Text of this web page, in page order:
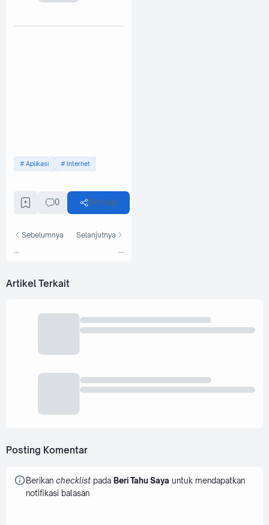
Aplikasi Internet
0 Berbagi
Sebelumnya Selanjutnya
Artikel Terkait
Posting Komentar
Berikan checklistpada Beri Tahu Saya untuk mendapatkan
notifikasi balasan